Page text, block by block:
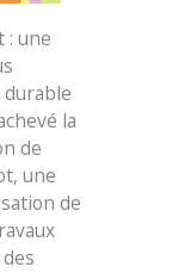
: une
la
de
une
de